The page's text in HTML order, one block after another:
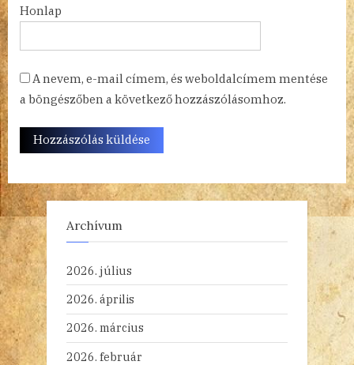
Honlap
A nevem, e-mail címem, és weboldalcímem mentése
a böngészőben a következő hozzászólásomhoz.
Archívum
2026. július
2026. április
2026. március
2026. február